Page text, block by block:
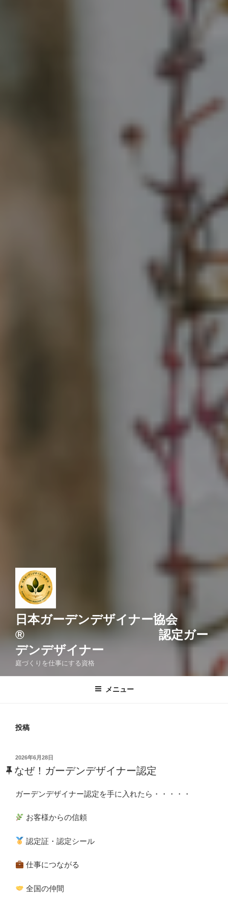
日本ガーデンデザイナー協会
® 認定ガー
デンデザイナー
庭づくりを仕事にする資格
メニュー
投稿
投
稿
日:
2026年6月28日
なぜ！ガーデンデザイナー認定
ガーデンデザイナー認定を手に入れたら・・・・・
お客様からの信頼
認定証・認定シール
仕事につながる
全国の仲間